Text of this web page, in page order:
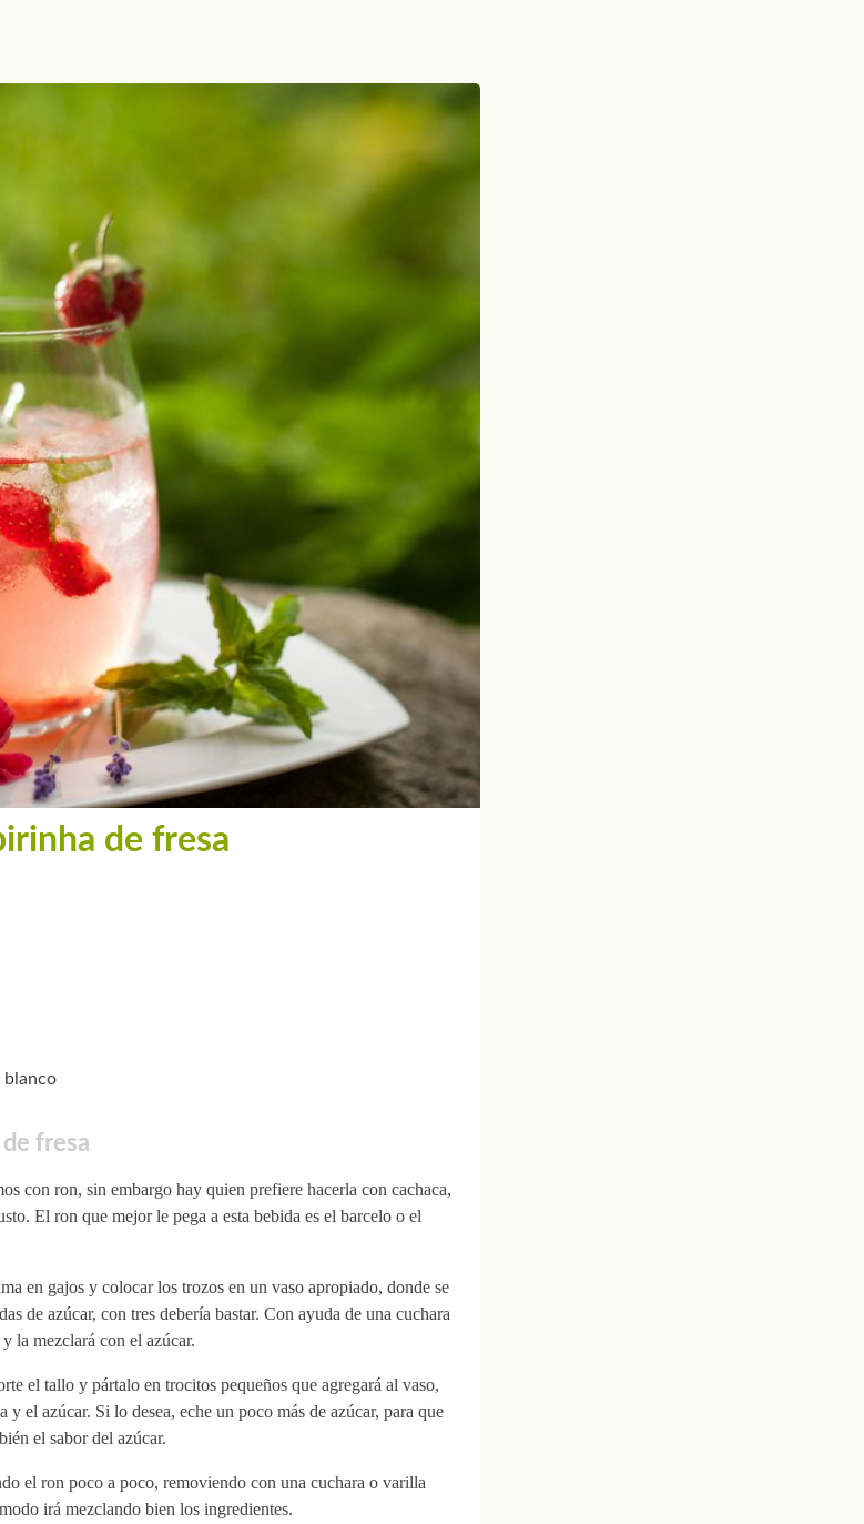
de fresa
blanco
fresa
con ron, sin embargo hay quien prefiere hacerla con cachaca,
El ron que mejor le pega a esta bebida es el barcelo o el
en gajos y colocar los trozos en un vaso apropiado, donde se
de azúcar, con tres debería bastar. Con ayuda de una cuchara
la mezclará con el azúcar.
el tallo y pártalo en trocitos pequeños que agregará al vaso,
y el azúcar. Si lo desea, eche un poco más de azúcar, para que
el sabor del azúcar.
el ron poco a poco, removiendo con una cuchara o varilla
irá mezclando bien los ingredientes.